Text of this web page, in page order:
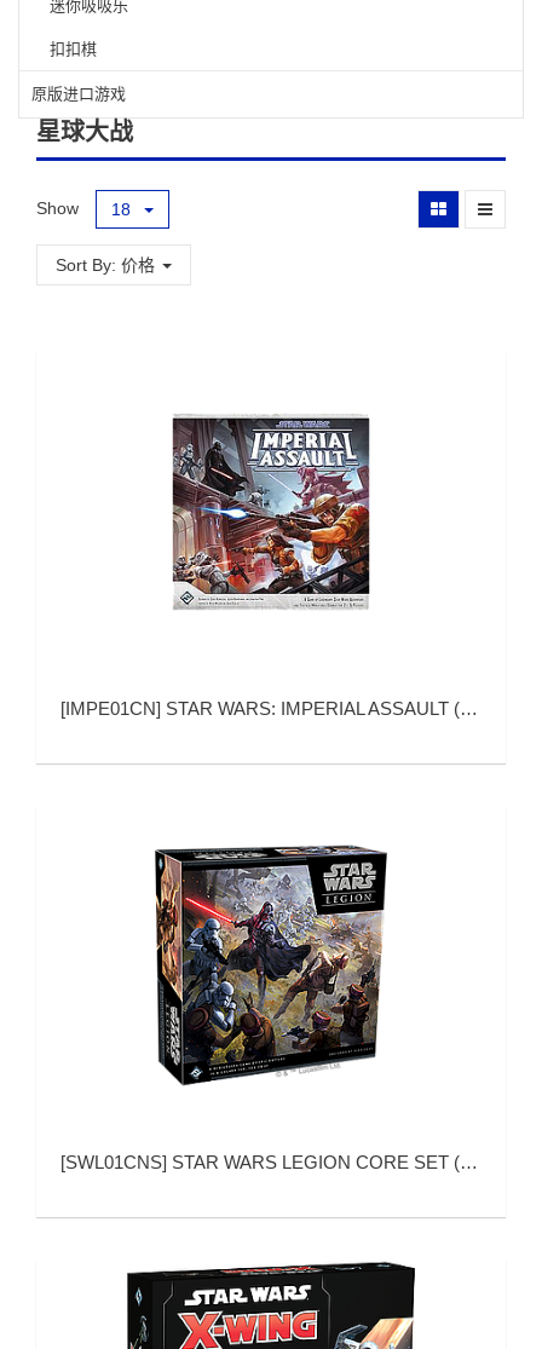
迷你吸吸乐
扣扣棋
原版进口游戏
星球大战
Show 18
Sort By: 价格
[IMPE01CN] STAR WARS: IMPERIAL ASSAULT (星球大战：帝国突击)
[SWL01CNS] STAR WARS LEGION CORE SET (星球大战：军团)